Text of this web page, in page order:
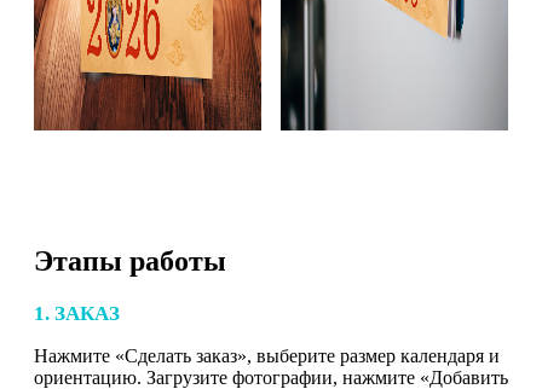
Этапы работы
1. ЗАКАЗ
Нажмите «Сделать заказ», выберите размер календаря и
ориентацию. Загрузите фотографии, нажмите «Добавить